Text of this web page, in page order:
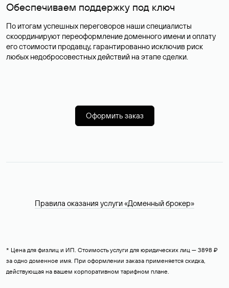
Обеспечиваем поддержку под ключ
По итогам успешных переговоров наши специалисты
скоординируют переоформление доменного имени и оплату
его стоимости продавцу, гарантированно исключив риск
любых недобросовестных действий на этапе сделки.
Оформить заказ
Правила оказания услуги «Доменный брокер»
* Цена для физлиц и ИП. Стоимость услуги для юридических лиц — 3898 ₽
за одно доменное имя. При оформлении заказа применяется скидка,
действующая на вашем корпоративном тарифном плане.